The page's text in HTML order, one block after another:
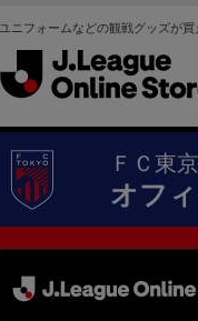
ユニフォームなどの観戦グッズが
ＦＣ東京
オフ